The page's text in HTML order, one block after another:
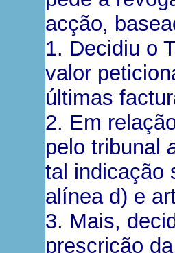
acção,
1. Decidiu o
valor
últimas
2. Em
pelo tribunal
tal indicação
alínea d) e
3. Mais,
prescrição